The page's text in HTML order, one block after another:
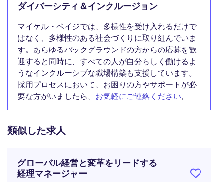
ダイバーシティ＆インクルージョン
マイケル・ペイジでは、多様性を受け入れるだけで
はなく、多様性のある社会づくりに取り組んでいま
す。あらゆるバックグラウンドの方からの応募を歓
迎すると同時に、すべての人が自分らしく働けるよ
うなインクルーシブな職場構築も支援しています。
採用プロセスにおいて、お困りの方やサポートが必
要な方がいましたら、 お気軽にご連絡ください。
類似した求人
グローバル経営と変革をリードする
経理マネージャー